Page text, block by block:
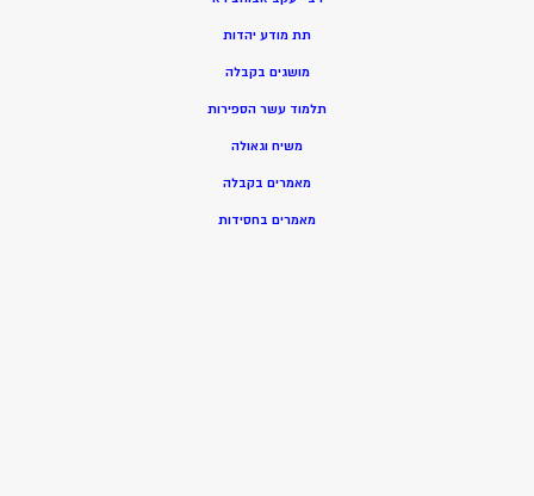
תת מודע יהדות
מושגים בקבלה
תלמוד עשר הספירות
משיח וגאולה
מאמרים בקבלה
מאמרים בחסידות